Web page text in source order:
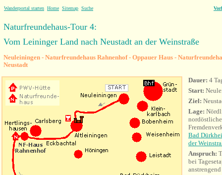
Wanderportal starten Home Sitemap Suche
Naturfreundehaus-Tour 4:
Vom Leininger Land nach Neustadt an der Weinstraße
Neuleiningen - Naturfreundehaus Rahnenhof - Oppauer Haus -
Neustadt
Dauer: 4
Start:
Ziel:
Lage:
Bad
der
Anspruch:
bei
anstrengend